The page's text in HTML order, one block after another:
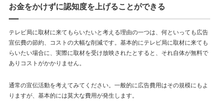
お金をかけずに認知度を上げることができる
テレビ局に取材に来てもらいたいと考える理由の一つは、何といっても広告
宣伝費の節約、コストの大幅な削減です。基本的にテレビ局に取材に来ても
らいたい場合に、実際に取材を受け放映されたとすると、それ自体が無料で
ありコストがかかりません。
通常の宣伝活動を考えてみてください。一般的に広告費用はその規模にもよ
りますが、基本的には莫大な費用が発生します。